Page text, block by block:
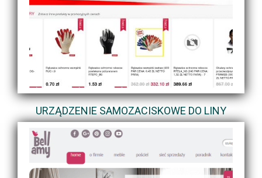
URZĄDZENIE SAMOZACISKOWE DO LINY